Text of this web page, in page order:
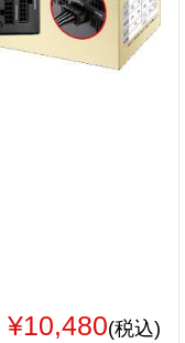
¥10,480(税込)